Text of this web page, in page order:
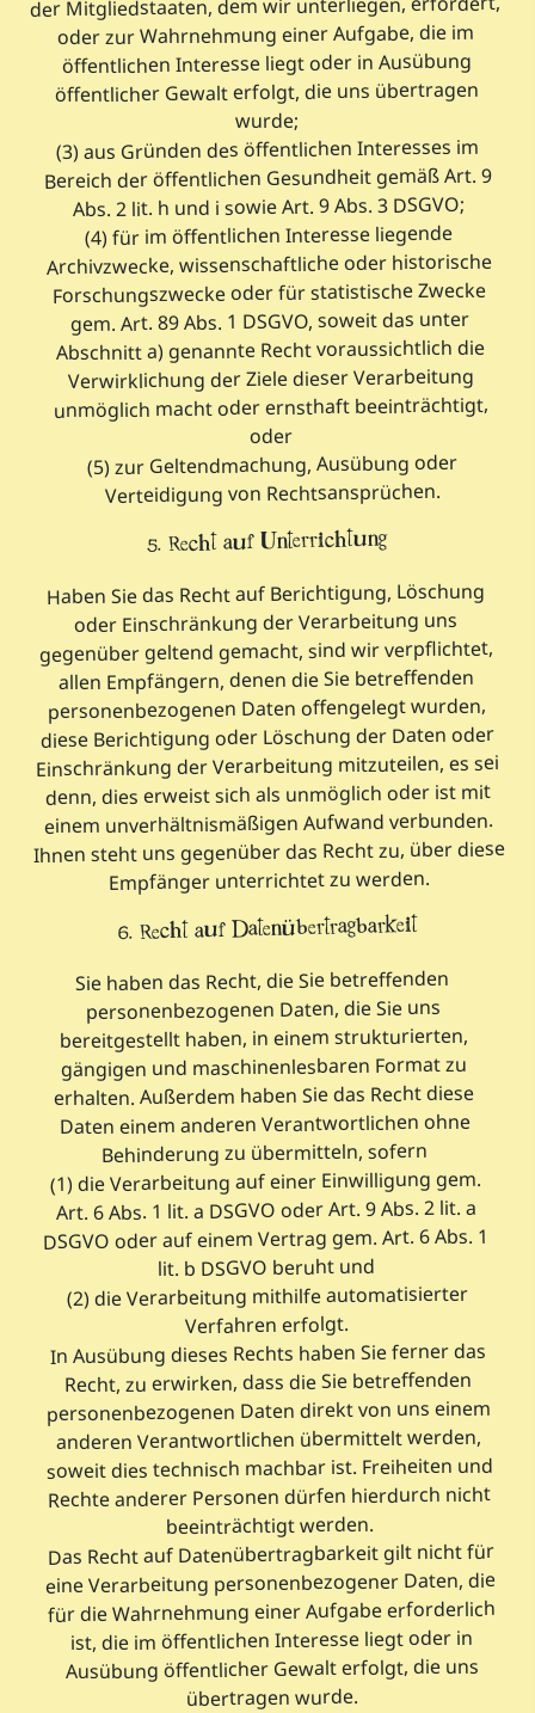
oder zur Wahrnehmung einer Aufgabe, die im
öffentlichen Interesse liegt oder in Ausübung
öffentlicher Gewalt erfolgt, die uns übertragen
wurde;
(3) aus Gründen des öffentlichen Interesses im
Bereich der öffentlichen Gesundheit gemäß Art. 9
Abs. 2 lit. h und i sowie Art. 9 Abs. 3 DSGVO;
(4) für im öffentlichen Interesse liegende
Archivzwecke, wissenschaftliche oder historische
Forschungszwecke oder für statistische Zwecke
gem. Art. 89 Abs. 1 DSGVO, soweit das unter
Abschnitt a) genannte Recht voraussichtlich die
Verwirklichung der Ziele dieser Verarbeitung
unmöglich macht oder ernsthaft beeinträchtigt,
oder
(5) zur Geltendmachung, Ausübung oder
Verteidigung von Rechtsansprüchen.
5. Recht auf Unterrichtung
Haben Sie das Recht auf Berichtigung, Löschung
oder Einschränkung der Verarbeitung uns
gegenüber geltend gemacht, sind wir verpflichtet,
allen Empfängern, denen die Sie betreffenden
personenbezogenen Daten offengelegt wurden,
diese Berichtigung oder Löschung der Daten oder
Einschränkung der Verarbeitung mitzuteilen, es sei
denn, dies erweist sich als unmöglich oder ist mit
einem unverhältnismäßigen Aufwand verbunden.
Ihnen steht uns gegenüber das Recht zu, über diese
Empfänger unterrichtet zu werden.
6. Recht auf Datenübertragbarkeit
Sie haben das Recht, die Sie betreffenden
personenbezogenen Daten, die Sie uns
bereitgestellt haben, in einem strukturierten,
gängigen und maschinenlesbaren Format zu
erhalten. Außerdem haben Sie das Recht diese
Daten einem anderen Verantwortlichen ohne
Behinderung zu übermitteln, sofern
(1) die Verarbeitung auf einer Einwilligung gem.
Art. 6 Abs. 1 lit. a DSGVO oder Art. 9 Abs. 2 lit. a
DSGVO oder auf einem Vertrag gem. Art. 6 Abs. 1
lit. b DSGVO beruht und
(2) die Verarbeitung mithilfe automatisierter
Verfahren erfolgt.
In Ausübung dieses Rechts haben Sie ferner das
Recht, zu erwirken, dass die Sie betreffenden
personenbezogenen Daten direkt von uns einem
anderen Verantwortlichen übermittelt werden,
soweit dies technisch machbar ist. Freiheiten und
Rechte anderer Personen dürfen hierdurch nicht
beeinträchtigt werden.
Das Recht auf Datenübertragbarkeit gilt nicht für
eine Verarbeitung personenbezogener Daten, die
für die Wahrnehmung einer Aufgabe erforderlich
ist, die im öffentlichen Interesse liegt oder in
Ausübung öffentlicher Gewalt erfolgt, die uns
übertragen wurde.